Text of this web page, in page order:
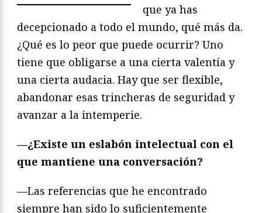
que ya has
decepcionado a todo el mundo, qué más da.
¿Qué es lo peor que puede ocurrir? Uno
tiene que obligarse a una cierta valentía y
una cierta audacia. Hay que ser flexible,
abandonar esas trincheras de seguridad y
avanzar a la intemperie.
—¿Existe un eslabón intelectual con el
que mantiene una conversación?
—Las referencias que he encontrado
siempre han sido lo suficientemente